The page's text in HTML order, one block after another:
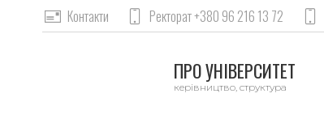
Контакти Ректорат +380 96 216 13 72
ПРО УНІВЕРСИТЕТ
керівництво, структура